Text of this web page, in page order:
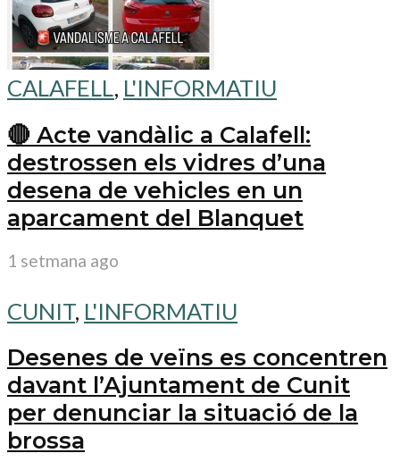
CALAFELL, L'INFORMATIU
🔴 Acte vandàlic a Calafell:
destrossen els vidres d’una
desena de vehicles en un
aparcament del Blanquet
1 setmana ago
CUNIT, L'INFORMATIU
Desenes de veïns es concentren
davant l’Ajuntament de Cunit
per denunciar la situació de la
brossa